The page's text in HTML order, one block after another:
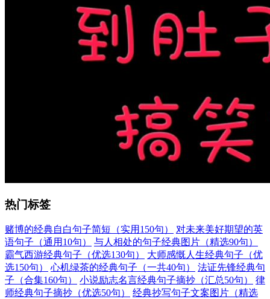
热门标签
赌博的经典自白句子简短（实用150句）
对未来美好期望的英
语句子（通用10句）
与人相处的句子经典图片（精选90句）
霸气西游经典句子（优选130句）
大师感慨人生经典句子（优
选150句）
心机绿茶的经典句子（一共40句）
法证先锋经典句
子（合集160句）
小说励志名言经典句子摘抄（汇总50句）
律
师经典句子摘抄（优选50句）
经典抄写句子文案图片（精选